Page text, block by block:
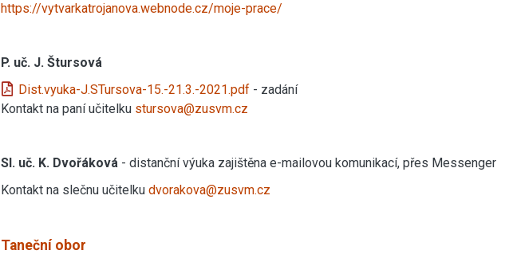
https://vytvarkatrojanova.webnode.cz/moje-prace/
P. uč. J. Štursová
Dist.vyuka-J.STursova-15.-21.3.-2021.pdf - zadání
Kontakt na paní učitelku stursova@zusvm.cz
Sl. uč. K. Dvořáková - distanční výuka zajištěna e-mailovou komunikací, přes Messenger
Kontakt na slečnu učitelkudvorakova@zusvm.cz
Taneční obor